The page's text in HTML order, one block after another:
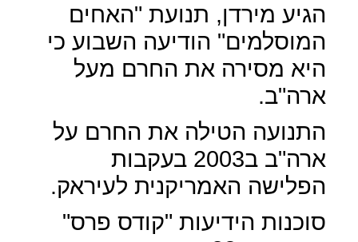
הגיע מירדן, תנועת "האחים
המוסלמים" הודיעה השבוע כי
היא מסירה את החרם מעל
ארה"ב.
התנועה הטילה את החרם על
ארה"ב ב2003 בעקבות
הפלישה האמריקנית לעיראק.
סוכנות הידיעות "קודס פרס"